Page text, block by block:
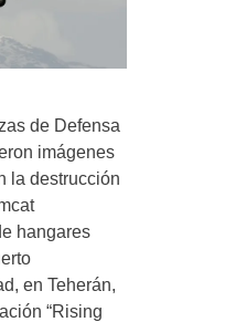
de Defensa
imágenes
la destrucción
hangares
en Teherán,
“Rising